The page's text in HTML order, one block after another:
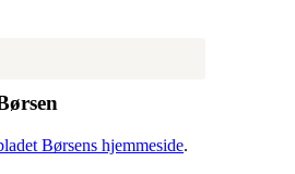
Børsens hjemmeside.